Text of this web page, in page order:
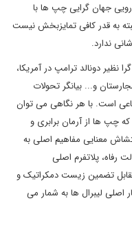
جهان گرایی چپ ها با
به قدر کافی تمایزبخش نیست
ندارد.
نظیر دونالد ترامپ در آمریکا،
و... بیانگر تحولات
است. با هر نگاهی می توان
چپ ها از آرمان برابری و
معنایی مفاهیم اصلی به
رفاه، پلاتفرم اصلی
تضمین زیست دمکراتیک و
اصلی لیبرال ها به شمار می